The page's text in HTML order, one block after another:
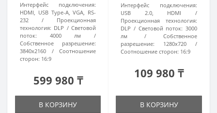
Интерфейс подключения:
HDMI, USB Type-A, VGA, RS-
232
Проекционная
технология: DLP
Световой
поток:
4000 лм
Собственное разрешение:
3840x2160
Соотношение
сторон: 16:9
599 980 ₸
В КОРЗИНУ
Интерфейс подключения:
USB 2.0, HDMI
Проекционная технология:
DLP
Световой поток: 3000
лм
Собственное
разрешение:
1280x720
Соотношение сторон: 16:9
109 980 ₸
В КОРЗИНУ